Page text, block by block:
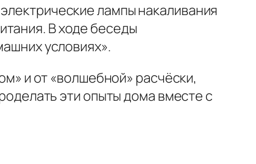
лампы накаливания
В ходе беседы
условиях».
и от «волшебной» расчёски,
эти опыты дома вместе с